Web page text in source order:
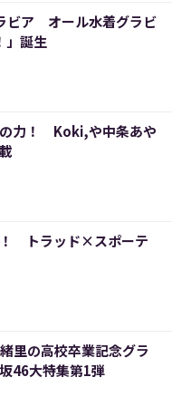
ビア オール水着グラビ
」誕生
力！ Koki,や中条あや
！ トラッド×スポーテ
里の高校卒業記念グラ
46大特集第1弾